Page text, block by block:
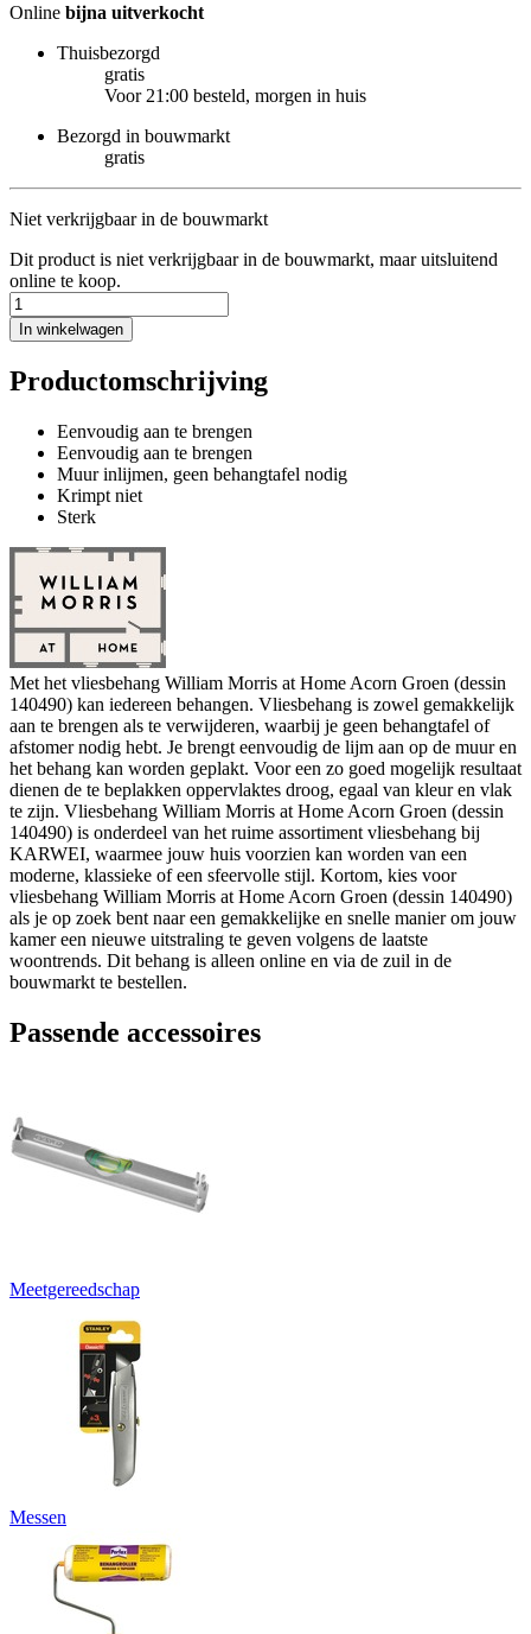
Online bijna uitverkocht
Thuisbezorgd
gratis
Voor 21:00 besteld, morgen in huis
Bezorgd in bouwmarkt
gratis
Niet verkrijgbaar in de bouwmarkt
Dit product is niet verkrijgbaar in de bouwmarkt, maar uitsluitend
online te koop.
In winkelwagen
Productomschrijving
Eenvoudig aan te brengen
Eenvoudig aan te brengen
Muur inlijmen, geen behangtafel nodig
Krimpt niet
Sterk
Met het vliesbehang William Morris at Home Acorn Groen (dessin
140490) kan iedereen behangen. Vliesbehang is zowel gemakkelijk
aan te brengen als te verwijderen, waarbij je geen behangtafel of
afstomer nodig hebt. Je brengt eenvoudig de lijm aan op de muur en
het behang kan worden geplakt. Voor een zo goed mogelijk resultaat
dienen de te beplakken oppervlaktes droog, egaal van kleur en vlak
te zijn. Vliesbehang William Morris at Home Acorn Groen (dessin
140490) is onderdeel van het ruime assortiment vliesbehang bij
KARWEI, waarmee jouw huis voorzien kan worden van een
moderne, klassieke of een sfeervolle stijl. Kortom, kies voor
vliesbehang William Morris at Home Acorn Groen (dessin 140490)
als je op zoek bent naar een gemakkelijke en snelle manier om jouw
kamer een nieuwe uitstraling te geven volgens de laatste
woontrends. Dit behang is alleen online en via de zuil in de
bouwmarkt te bestellen.
Passende accessoires
Meetgereedschap
Messen